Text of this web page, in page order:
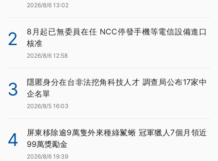
2026/8/6 13:02
2
8月起已無委員在任 NCC停發手機等電信設備進口
核准
2026/8/6 12:58
3
隱匿身分在台非法挖角科技人才 調查局公布17家中
企名單
2026/8/5 16:03
4
屏東移除逾9萬隻外來種綠鬣蜥 冠軍獵人7個月領近
99萬獎勵金
2026/8/6 19:39